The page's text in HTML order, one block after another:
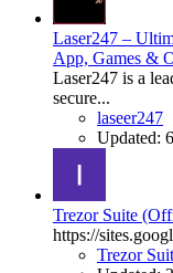
Laser247 –
App, Games &
Laser247 is a
secure...
laseer247
Updated:
Trezor Suite
https://
Trezor